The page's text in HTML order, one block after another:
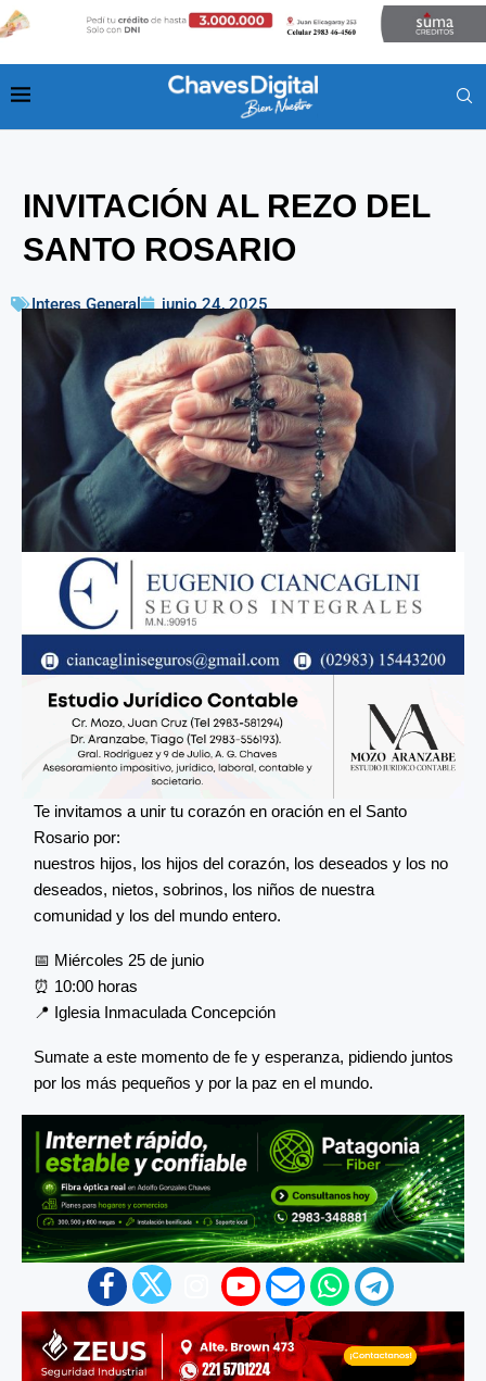
INVITACIÓN AL REZO DEL
SANTO ROSARIO
Interes General junio 24, 2025
Te invitamos a unir tu corazón en oración en el Santo
Rosario por:
nuestros hijos, los hijos del corazón, los deseados y los no
deseados, nietos, sobrinos, los niños de nuestra
comunidad y los del mundo entero.
📅 Miércoles 25 de junio
⏰ 10:00 horas
📍 Iglesia Inmaculada Concepción
Sumate a este momento de fe y esperanza, pidiendo juntos
por los más pequeños y por la paz en el mundo.